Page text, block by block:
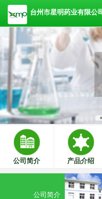
台州市星明药业有限公
公司简介 产品介绍
公司简介